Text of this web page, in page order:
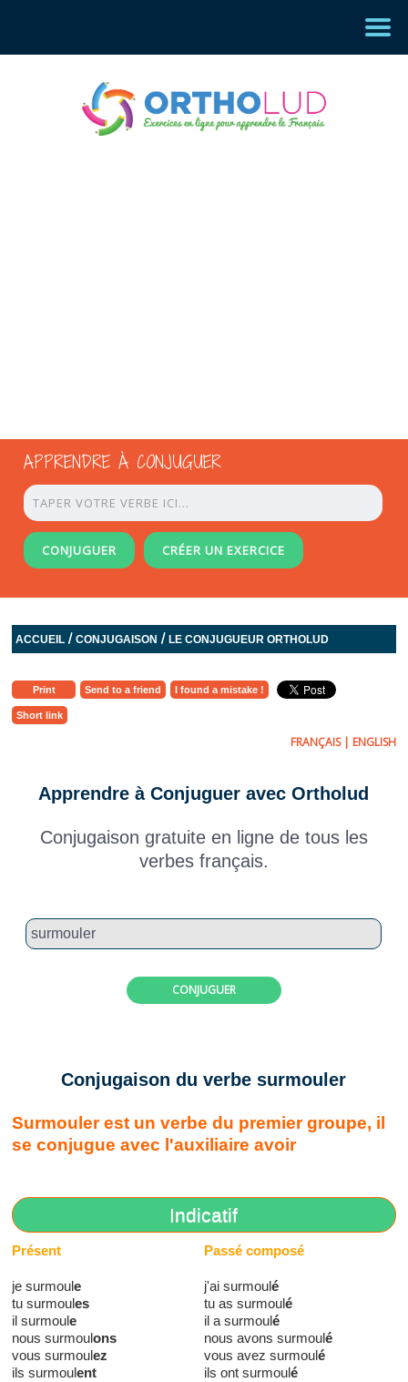
APPRENDRE À CONJUGUER
CONJUGUER CRÉER UN EXERCICE
ACCUEIL /CONJUGAISON /LE CONJUGUEUR ORTHOLUD
Print Send to a friend I found a mistake !
Short link
FRANÇAIS| ENGLISH
Apprendre à Conjuguer avec Ortholud
Conjugaison gratuite en ligne de tous les
verbes français.
CONJUGUER
Conjugaison du verbe surmouler
Surmouler est un verbe du premier groupe, il
se conjugue avec l'auxiliaire avoir
Indicatif
Présent
je surmoule
tu surmoules
il surmoule
nous surmoulons
vous surmoulez
ils surmoulent
Passé composé
j'ai surmoulé
tu as surmoulé
il a surmoulé
nous avons surmoulé
vous avez surmoulé
ils ont surmoulé